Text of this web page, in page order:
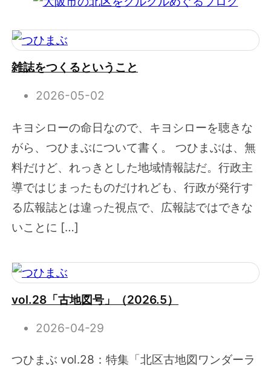
雑誌をつくるということ
2026-05-02
キヨシローの命日なので、キヨシローを聴きな
がら、つひまぶについて書く。 つひまぶは、無
料だけど、れっきとした地域情報誌だ。行政主
導ではじまったものだけれども、行政が発行す
る広報誌とは違った視点で、広報誌ではできな
いことに […]
vol.28「古地図号」（2026.5）
2026-04-29
つひまぶ vol.28：特集「北区古地図ワンダーラ